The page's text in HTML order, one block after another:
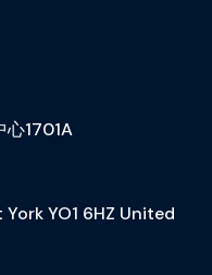
心1701A
YO1 6HZ United